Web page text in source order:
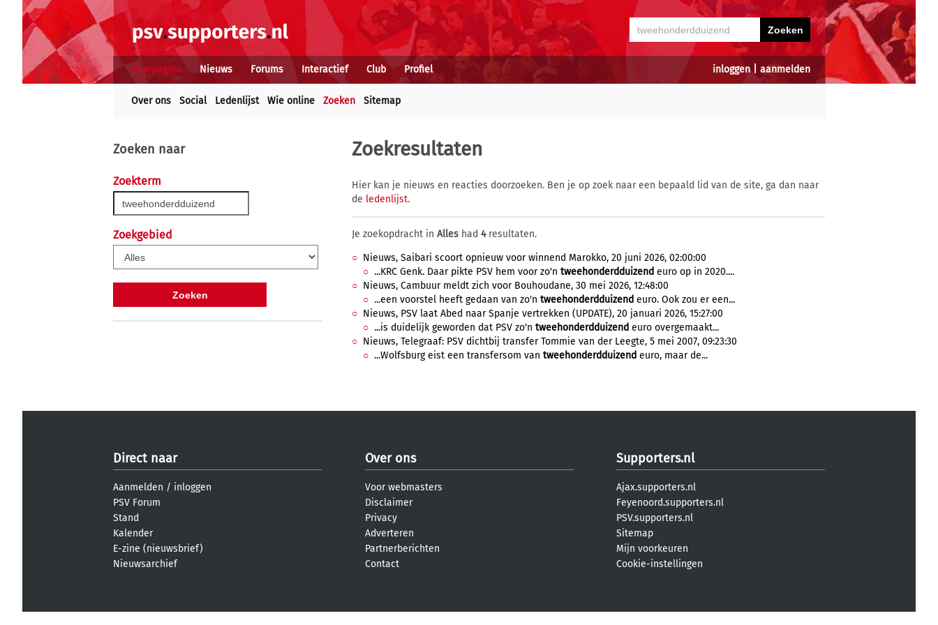
inloggen| aanmelden
Voorpagina Nieuws Forums Interactief Club Profiel
Over ons Social Ledenlijst Wie online Zoeken Sitemap
Zoeken naar
Zoekterm
Zoekgebied
Zoekresultaten
Hier kan je nieuws en reacties doorzoeken. Ben je op zoek naar een bepaald lid van de site, ga dan naar
de ledenlijst.
Je zoekopdracht in Alles had 4resultaten.
Nieuws, Saibari scoort opnieuw voor winnend Marokko, 20 juni 2026, 02:00:00
...KRC Genk. Daar pikte PSV hem voor zo'n tweehonderdduizend euro op in 2020....
Nieuws, Cambuur meldt zich voor Bouhoudane, 30 mei 2026, 12:48:00
...een voorstel heeft gedaan van zo'n tweehonderdduizend euro. Ook zou er een...
Nieuws, PSV laat Abed naar Spanje vertrekken (UPDATE), 20 januari 2026, 15:27:00
...is duidelijk geworden dat PSV zo'n tweehonderdduizend euro overgemaakt...
Nieuws, Telegraaf: PSV dichtbij transfer Tommie van der Leegte, 5 mei 2007, 09:23:30
...Wolfsburg eist een transfersom van tweehonderdduizend euro, maar de...
Direct naar
Aanmelden / inloggen
PSV Forum
Stand
Kalender
E-zine (nieuwsbrief)
Nieuwsarchief
Over ons
Voor webmasters
Disclaimer
Privacy
Adverteren
Partnerberichten
Contact
Supporters.nl
Ajax.supporters.nl
Feyenoord.supporters.nl
PSV.supporters.nl
Sitemap
Mijn voorkeuren
Cookie-instellingen